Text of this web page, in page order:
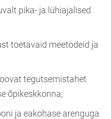
pika- ja lühiajalised
toetavaid meetodeid ja
tegutsemistahet
õpikeskkonna;
ja eakohase arenguga